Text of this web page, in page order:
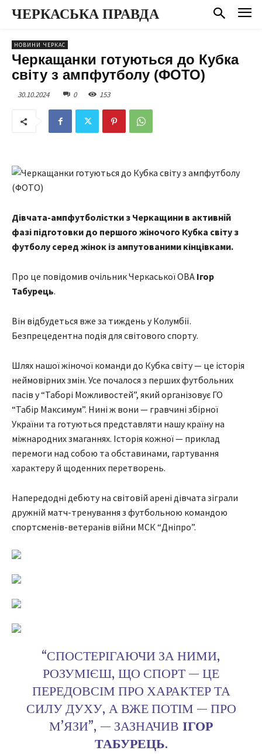
ЧЕРКАСЬКА ПРАВДА
НОВИНИ ЧЕРКАС
Черкащанки готуються до Кубка
світу з ампфутболу (ФОТО)
30.10.2024 0 153
Дівчата-ампфутболістки з Черкащини в активній
фазі підготовки до першого жіночого Кубка світу з
футболу серед жінок із ампутованими кінцівками.
Про це повідомив очільник Черкаської ОВА Ігор
Табурець.
Він відбудеться вже за тиждень у Колумбії.
Безпрецедентна подія для світового спорту.
Шлях нашої жіночої команди до Кубка світу — це історія
неймовірних змін. Усе почалося з перших футбольних
пасів у “Таборі Можливостей”, який організовує ГО
“Табір Максимум”. Нині ж вони — гравчині збірної
України та готуються представляти нашу країну на
міжнародних змаганнях. Історія кожної — приклад
перемоги над собою та обставинами, гартування
характеру й щоденних перетворень.
Напередодні дебюту на світовій арені дівчата зіграли
дружній матч-тренування з футбольною командою
спортсменів-ветеранів війни МСК “Дніпро”.
“СПОСТЕРІГАЮЧИ ЗА НИМИ,
РОЗУМІЄШ, ЩО СПОРТ — ЦЕ
ПЕРЕДОВСІМ ПРО ХАРАКТЕР ТА
СИЛУ ДУХУ, А ВЖЕ ПОТІМ — ПРО
М’ЯЗИ”, — ЗАЗНАЧИВ ІГОР
ТАБУРЕЦЬ.